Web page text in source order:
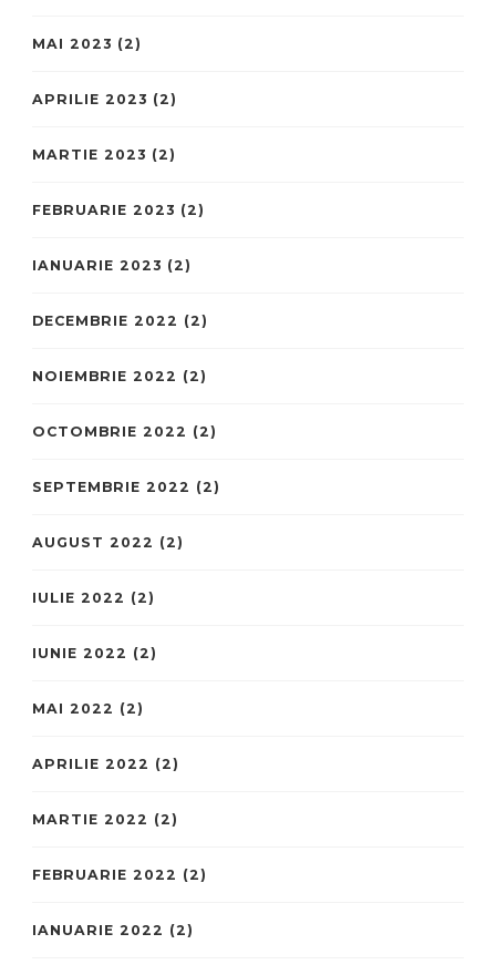
MAI 2023 (2)
APRILIE 2023 (2)
MARTIE 2023 (2)
FEBRUARIE 2023 (2)
IANUARIE 2023 (2)
DECEMBRIE 2022 (2)
NOIEMBRIE 2022 (2)
OCTOMBRIE 2022 (2)
SEPTEMBRIE 2022 (2)
AUGUST 2022 (2)
IULIE 2022 (2)
IUNIE 2022 (2)
MAI 2022 (2)
APRILIE 2022 (2)
MARTIE 2022 (2)
FEBRUARIE 2022 (2)
IANUARIE 2022 (2)